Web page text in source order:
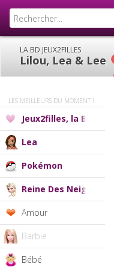
LA BD JEUX2FILLES
Lilou, Lea & Lee
LES MEILLEURS DU MOMENT !
Jeux2filles, la BD
Lea
Pokémon
Reine Des Neiges
Amour
Barbie
Bébé